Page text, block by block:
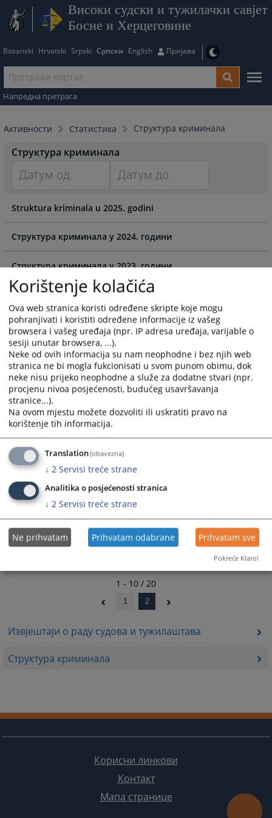
Високи судски и тужилачки савјет
Босне и Херцеговине
Bosanski Hrvatski Srpski Српски English Пријава
Напредна претрага
Активности Статистика Структура криминала
Извјештаји о раду судова и тужилаштава
Структура криминала
Структура криминала
forward
to
interact
with
the
and
select
a
date.
Press
the
question
mark
key
to
get
the
keyboard
shortcuts
changing
dates.
forward
to
interact
with
the
and
select
a
date.
Press
the
question
mark
key
to
get
the
keyboard
for
changing
dates.
Struktura kriminala u 2025. godini
Структура криминала у 2024. години
Структура криминала у 2023. години.
Структура криминала у 2022. години.
Структура криминала у 2021. години.
Структура криминала у 2020. години
Структура криминала у 2019 години
Структура криминала у 2018 години
Структура у криминала 2017. години
Структура криминала у 2016. години
1 - 10 / 20
1 2
Корисни линкови
Контакт
Мапа странице
Korištenje kolačića
Ova web stranica koristi određene skripte koje mogu
pohranjivati i koristiti određene informacije iz vašeg
browsera i vašeg uređaja (npr. IP adresa uređaja, varijable o
sesiji unutar browsera, ...).
Neke od ovih informacija su nam neophodne i bez njih web
stranica ne bi mogla fukcionisati u svom punom obimu, dok
neke nisu prijeko neophodne a služe za dodatne stvari (npr.
procjenu nivoa posjećenosti, budućeg usavršavanja
stranice...).
Na ovom mjestu možete dozvoliti ili uskratiti pravo na
korištenje tih informacija.
Translation(obavezna)
↓ 2 Servisi treće strane
Analitika o posjećenosti stranica
↓ 2 Servisi treće strane
Ne prihvatam Prihvatam odabrane Prihvatam sve
Pokreće Klaro!